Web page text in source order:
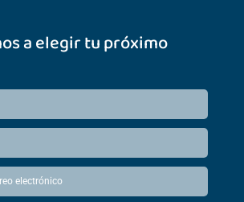
a elegir tu próximo